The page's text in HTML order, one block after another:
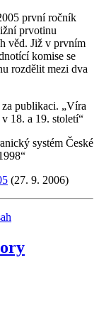
první ročník
prvotinu
věd. Již v prvním
komise se
rozdělit mezi dva
za publikaci. „Víra
18. a 19. století“
systém České
(27. 9. 2006)